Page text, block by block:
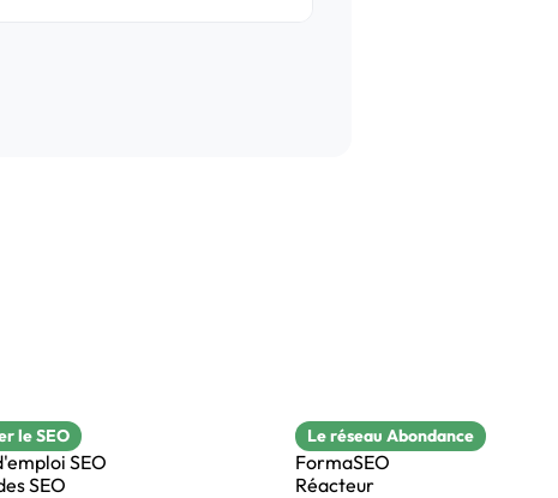
le SEO
SEO
SEO
Le réseau Abondance
FormaSEO
Réacteur